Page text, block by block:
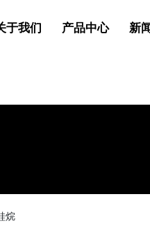
于我们 产品中心 新
烷